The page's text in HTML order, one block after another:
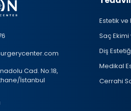
Cad. No:18,
İstanbul
Estetik ve
Saç
Diş
Medikal
Cerrahi